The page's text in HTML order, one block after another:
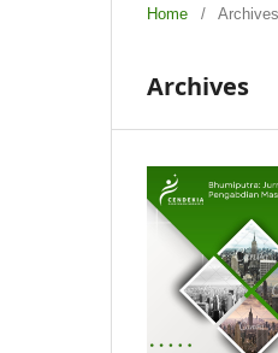
Home / Archives
Archives